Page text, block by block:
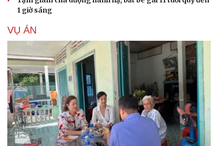
vàng nguyên liệu nhiều bất thường
Nóng 24h ngày 9/8: Diễn biến vụ bảo mẫu bạo hành hai
trẻ nhỏ ở TP.HCM
Biên phòng Quảng Trị ngăn chặn vận chuyển hơn 210
kg vật liệu nổ
2 đối tượng lừa đảo hơn 7 tỷ đồng bằng thủ đoạn "vay
đáo hạn ngân hàng"
Tạm giam cha dượng hành hạ, bắt bé gái 11 tuổi quỳ đến
1 giờ sáng
VỤ ÁN